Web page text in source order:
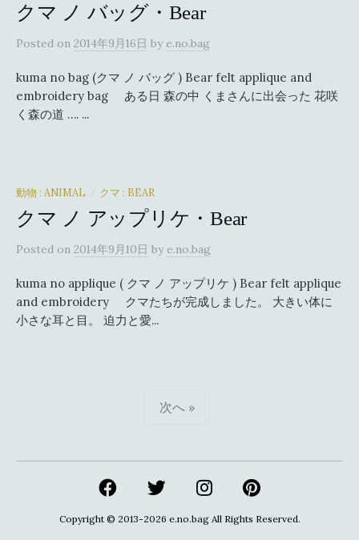
クマ ノ バッグ・Bear
Posted on 2014年9月16日 by e.no.bag
kuma no bag (クマ ノ バッグ ) Bear felt applique and
embroidery bag ある日 森の中 くまさんに出会った 花咲
く森の道 …. ...
動物 : ANIMAL クマ : BEAR
クマ ノ アップリケ・Bear
Posted on 2014年9月10日 by e.no.bag
kuma no applique ( クマ ノ アップリケ ) Bear felt applique
and embroidery クマたちが完成しました。 大きい体に
小さな耳と目。 迫力と愛...
の
次へ »
Copyright © 2013-2026 e.no.bagAll Rights Reserved.